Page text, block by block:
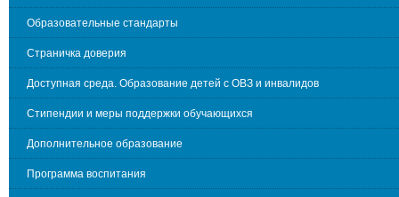
Образовательные стандарты
Страничка доверия
Доступная среда. Образование детей с ОВЗ и инвалидов
Стипендии и меры поддержки обучающихся
Дополнительное образование
Программа воспитания